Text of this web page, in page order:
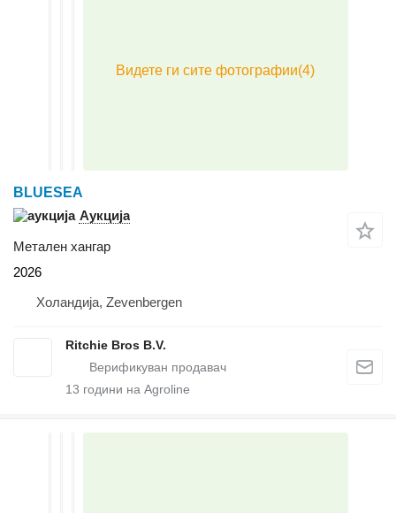
BLUESEA
Аукција
Метален хангар
2026
Холандија, Zevenbergen
Ritchie Bros B.V.
13 години на Agroline